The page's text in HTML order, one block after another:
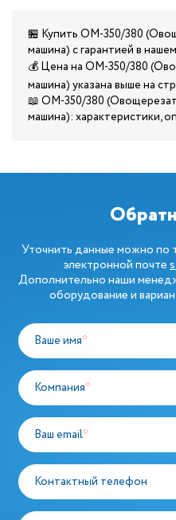
🏪 Купить ОМ-350/380
машина) с гарантией в
💰 Цена на ОМ-350/380
машина) указана выше на
📖 ОМ-350/380
машина): характеристики,
Уточнить данные можно по
электронной почте
Дополнительно наши
оборудование и
Ваше имя*
Компания*
Ваш email*
Контактный телефон